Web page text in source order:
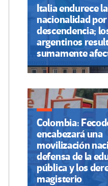
Italia endurece la
nacionalidad por
descendencia;
argentinos
sumamente
Colombia:
encabezará una
movilización
defensa de la
pública y los
magisterio